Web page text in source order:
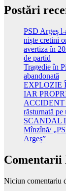
Postări
PSD Argeș
niște cretini
avertiza în
de partid
Tragedie în
abandonată
EXPLOZIE
IAR
ACCIDENT
răsturnată
SCANDAL
Mînzînă/
Argeș”
Comentarii
Niciun comentariu